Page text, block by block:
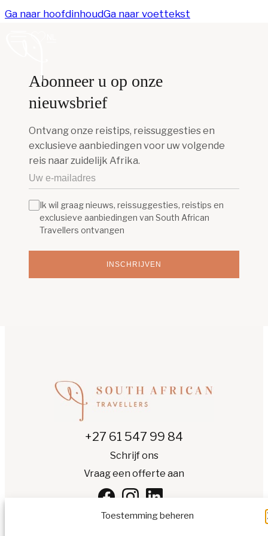
Toestemming beheren
Ga naar hoofdinhoudGa naar voettekst
Abonneer u op onze
nieuwsbrief
Ontvang onze reistips, reissuggesties en
exclusieve aanbiedingen voor uw volgende
reis naar zuidelijk Afrika.
INSCHRIJVEN
Ik wil graag nieuws, reissuggesties, reistips en
exclusieve aanbiedingen van South African
Travellers ontvangen
+27 61 547 99 84
Schrijf ons
Vraag een offerte aan